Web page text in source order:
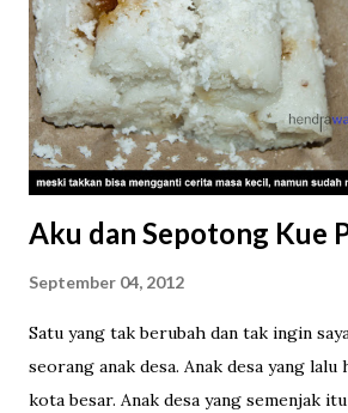
beratnya hanya 2,75 gram, sehingga
Milo Cube yang sedang digandrungi
Kotak", begitu kira-kira terjemahan
pri). Tiba saatnya unboxing . Milo Cube
Aku dan Sepotong Kue
September 04, 2012
Satu yang tak berubah dan tak ingin
seorang anak desa. Anak desa yang
kota besar. Anak desa yang semenjak